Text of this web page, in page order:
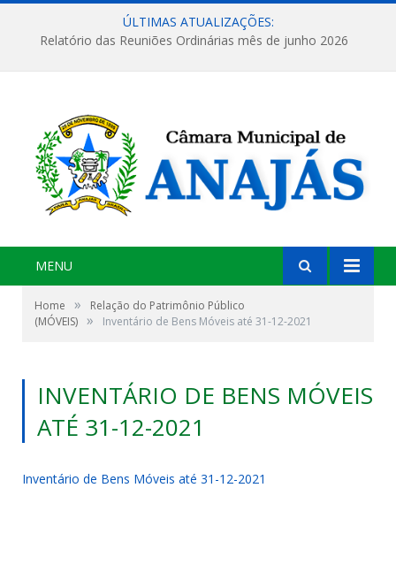
ÚLTIMAS ATUALIZAÇÕES:
Relatório das Reuniões Ordinárias mês de junho 2026
MENU
Home »
Relação do Patrimônio Público
(MÓVEIS) » Inventário de Bens Móveis até 31-12-2021
INVENTÁRIO DE BENS MÓVEIS
ATÉ 31-12-2021
Inventário de Bens Móveis até 31-12-2021